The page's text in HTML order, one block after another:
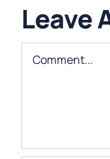
Leave
Comment